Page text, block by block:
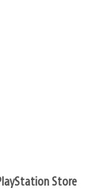
Store